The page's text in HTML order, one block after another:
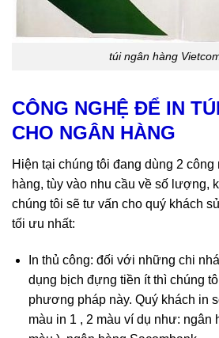
túi ngân hàng
CÔNG NGHỆ ĐỂ IN
CHO NGÂN HÀNG
Hiện tại chúng tôi đang dùng 2 công
hàng, tùy vào nhu cầu về số lượng,
chúng tôi sẽ tư vấn cho quý khách
tối ưu nhất:
In thủ công: đối với những chi
dụng bịch đựng tiền ít thì chúng
phương pháp này. Quý khách in
màu in 1 , 2 màu ví dụ như: ngân